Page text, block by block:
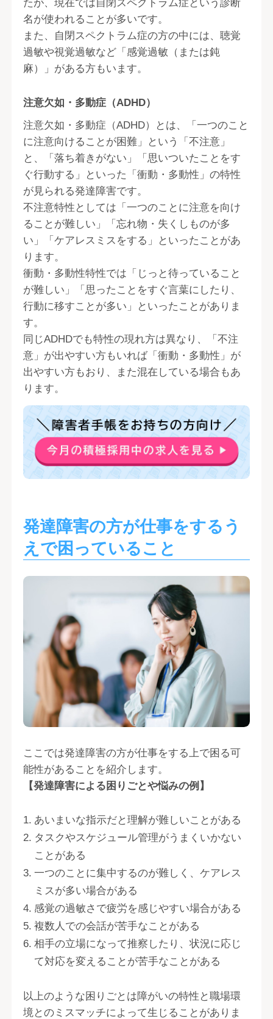
たが、現在では自閉スペクトラム症という診断
名が使われることが多いです。
また、自閉スペクトラム症の方の中には、聴覚
過敏や視覚過敏など「感覚過敏（または鈍
麻）」がある方もいます。
注意欠如・多動症（ADHD）
注意欠如・多動症（ADHD）とは、「一つのこと
に注意向けることが困難」という「不注意」
と、「落ち着きがない」「思いついたことをす
ぐ行動する」といった「衝動・多動性」の特性
が見られる発達障害です。
不注意特性としては「一つのことに注意を向け
ることが難しい」「忘れ物・失くしものが多
い」「ケアレスミスをする」といったことがあ
ります。
衝動・多動性特性では「じっと待っていること
が難しい」「思ったことをすぐ言葉にしたり、
行動に移すことが多い」といったことがありま
す。
同じADHDでも特性の現れ方は異なり、「不注
意」が出やすい方もいれば「衝動・多動性」が
出やすい方もおり、また混在している場合もあ
ります。
発達障害の方が仕事をするう
えで困っていること
ここでは発達障害の方が仕事をする上で困る可
能性があることを紹介します。
【発達障害による困りごとや悩みの例】
あいまいな指示だと理解が難しいことがある
タスクやスケジュール管理がうまくいかない
ことがある
一つのことに集中するのが難しく、ケアレス
ミスが多い場合がある
感覚の過敏さで疲労を感じやすい場合がある
複数人での会話が苦手なことがある
相手の立場になって推察したり、状況に応じ
て対応を変えることが苦手なことがある
以上のような困りごとは障がいの特性と職場環
境とのミスマッチによって生じることがありま